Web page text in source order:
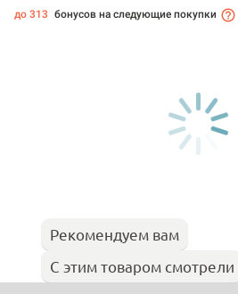
до 313 бонусов на следующие покупки
Рекомендуем вам
С этим товаром смотрели